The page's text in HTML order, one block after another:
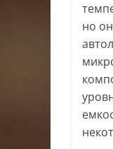
но